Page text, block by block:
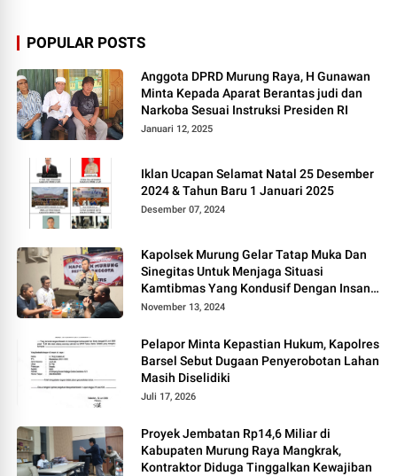
POPULAR POSTS
Anggota DPRD Murung Raya, H Gunawan
Minta Kepada Aparat Berantas judi dan
Narkoba Sesuai Instruksi Presiden RI
Januari 12, 2025
Iklan Ucapan Selamat Natal 25 Desember
2024 & Tahun Baru 1 Januari 2025
Desember 07, 2024
Kapolsek Murung Gelar Tatap Muka Dan
Sinegitas Untuk Menjaga Situasi
Kamtibmas Yang Kondusif Dengan Insan
Pers
November 13, 2024
Pelapor Minta Kepastian Hukum, Kapolres
Barsel Sebut Dugaan Penyerobotan Lahan
Masih Diselidiki
Juli 17, 2026
Proyek Jembatan Rp14,6 Miliar di
Kabupaten Murung Raya Mangkrak,
Kontraktor Diduga Tinggalkan Kewajiban